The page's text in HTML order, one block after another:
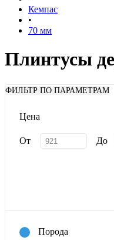
Кемпас
•
70 мм
Плинтусы
ФИЛЬТР ПО ПАРАМЕТРАМ
Цена
От До
Порода